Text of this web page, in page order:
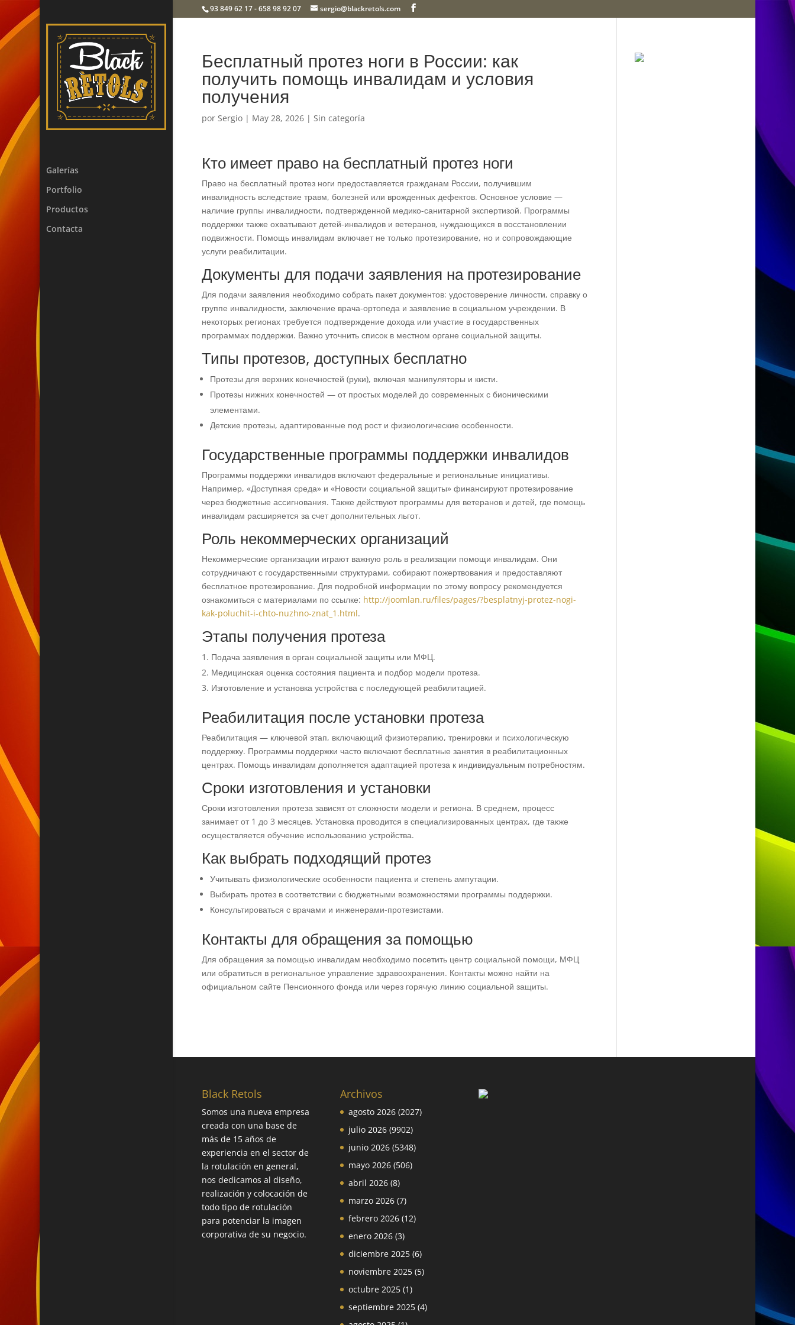
93 849 62 17 - 658 98 92 07 sergio@blackretols.com
Galerías
Portfolio
Productos
Contacta
Бесплатный протез ноги в России: как
получить помощь инвалидам и условия
получения
porSergio | May 28, 2026 | Sin categoría
Кто имеет право на бесплатный протез ноги
Право на бесплатный протез ноги предоставляется гражданам России, получившим
инвалидность вследствие травм, болезней или врожденных дефектов. Основное условие —
наличие группы инвалидности, подтвержденной медико-санитарной экспертизой. Программы
поддержки также охватывают детей-инвалидов и ветеранов, нуждающихся в восстановлении
подвижности. Помощь инвалидам включает не только протезирование, но и сопровождающие
услуги реабилитации.
Документы для подачи заявления на протезирование
Для подачи заявления необходимо собрать пакет документов: удостоверение личности, справку о
группе инвалидности, заключение врача-ортопеда и заявление в социальном учреждении. В
некоторых регионах требуется подтверждение дохода или участие в государственных
программах поддержки. Важно уточнить список в местном органе социальной защиты.
Типы протезов, доступных бесплатно
Протезы для верхних конечностей (руки), включая манипуляторы и кисти.
Протезы нижних конечностей — от простых моделей до современных с бионическими
элементами.
Детские протезы, адаптированные под рост и физиологические особенности.
Государственные программы поддержки инвалидов
Программы поддержки инвалидов включают федеральные и региональные инициативы.
Например, «Доступная среда» и «Новости социальной защиты» финансируют протезирование
через бюджетные ассигнования. Также действуют программы для ветеранов и детей, где помощь
инвалидам расширяется за счет дополнительных льгот.
Роль некоммерческих организаций
Некоммерческие организации играют важную роль в реализации помощи инвалидам. Они
сотрудничают с государственными структурами, собирают пожертвования и предоставляют
бесплатное протезирование. Для подробной информации по этому вопросу рекомендуется
ознакомиться с материалами по ссылке: http://joomlan.ru/files/pages/?besplatnyj-protez-nogi-
kak-poluchit-i-chto-nuzhno-znat_1.html.
Этапы получения протеза
Подача заявления в орган социальной защиты или МФЦ.
Медицинская оценка состояния пациента и подбор модели протеза.
Изготовление и установка устройства с последующей реабилитацией.
Реабилитация после установки протеза
Реабилитация — ключевой этап, включающий физиотерапию, тренировки и психологическую
поддержку. Программы поддержки часто включают бесплатные занятия в реабилитационных
центрах. Помощь инвалидам дополняется адаптацией протеза к индивидуальным потребностям.
Сроки изготовления и установки
Сроки изготовления протеза зависят от сложности модели и региона. В среднем, процесс
занимает от 1 до 3 месяцев. Установка проводится в специализированных центрах, где также
осуществляется обучение использованию устройства.
Как выбрать подходящий протез
Учитывать физиологические особенности пациента и степень ампутации.
Выбирать протез в соответствии с бюджетными возможностями программы поддержки.
Консультироваться с врачами и инженерами-протезистами.
Контакты для обращения за помощью
Для обращения за помощью инвалидам необходимо посетить центр социальной помощи, МФЦ
или обратиться в региональное управление здравоохранения. Контакты можно найти на
официальном сайте Пенсионного фонда или через горячую линию социальной защиты.
Black Retols
Somos una nueva empresa
creada con una base de
más de 15 años de
experiencia en el sector de
la rotulación en general,
nos dedicamos al diseño,
realización y colocación de
todo tipo de rotulación
para potenciar la imagen
corporativa de su negocio.
Archivos
agosto 2026 (2027)
julio 2026 (9902)
junio 2026 (5348)
mayo 2026 (506)
abril 2026 (8)
marzo 2026 (7)
febrero 2026 (12)
enero 2026 (3)
diciembre 2025 (6)
noviembre 2025 (5)
octubre 2025 (1)
septiembre 2025 (4)